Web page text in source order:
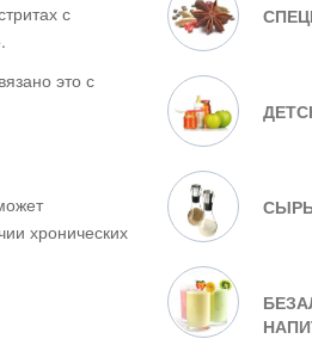
с
это с
хронических